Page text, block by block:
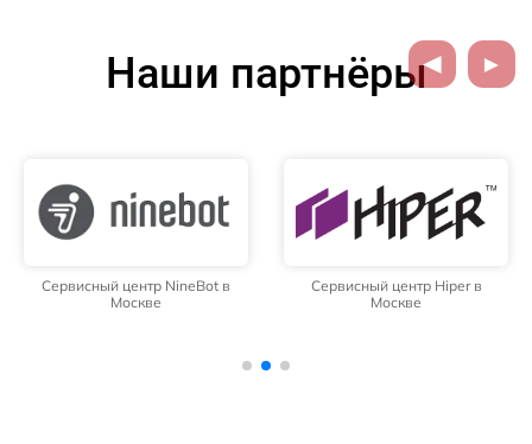
Наши партнёры
Сервисный центр NineBot в
Москве
Сервисный центр Hiper в
Москве